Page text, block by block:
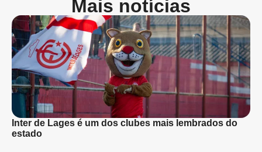
Mais notícias
Inter de Lages é um dos clubes mais lembrados do
estado